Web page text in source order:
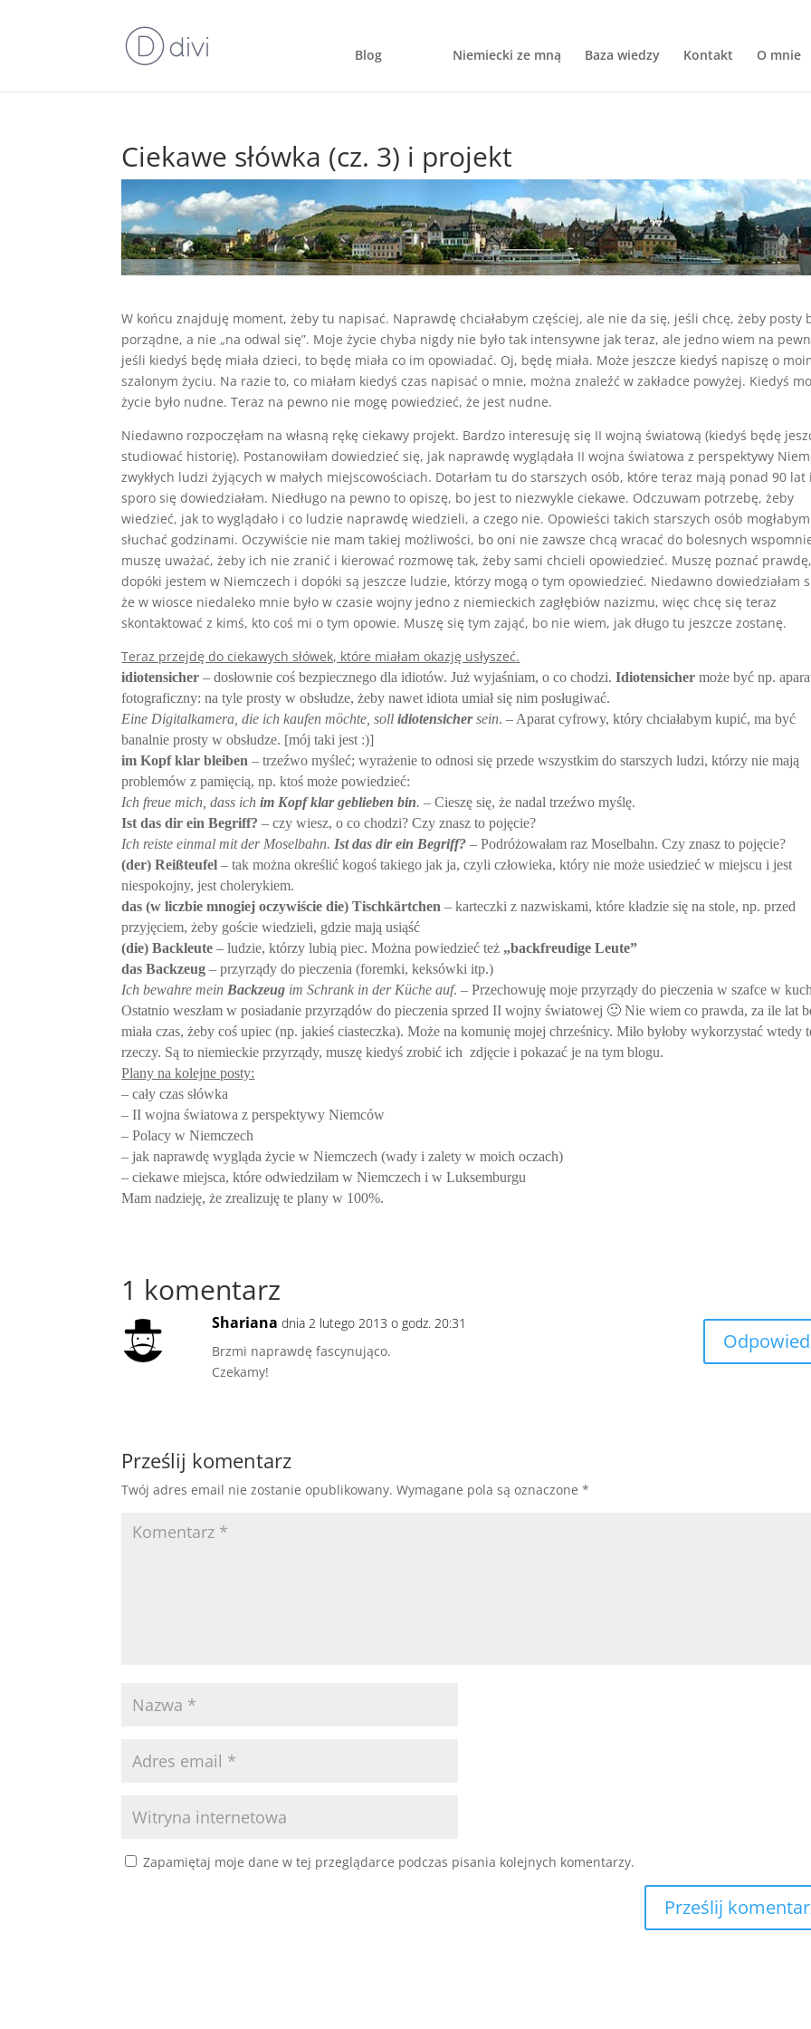
Blog Niemiecki ze mną Baza wiedzy Kontakt O mnie
Ciekawe słówka (cz. 3) i projekt
W końcu znajduję moment, żeby tu napisać. Naprawdę chciałabym częściej, ale nie da się, jeśli chcę, żeby posty
porządne, a nie „na odwal się”. Moje życie chyba nigdy nie było tak intensywne jak teraz, ale jedno wiem na
jeśli kiedyś będę miała dzieci, to będę miała co im opowiadać. Oj, będę miała. Może jeszcze kiedyś napiszę o
szalonym życiu. Na razie to, co miałam kiedyś czas napisać o mnie, można znaleźć w zakładce powyżej. Kiedyś
życie było nudne. Teraz na pewno nie mogę powiedzieć, że jest nudne.
Niedawno rozpoczęłam na własną rękę ciekawy projekt. Bardzo interesuję się II wojną światową (kiedyś będę
studiować historię). Postanowiłam dowiedzieć się, jak naprawdę wyglądała II wojna światowa z perspektywy
zwykłych ludzi żyjących w małych miejscowościach. Dotarłam tu do starszych osób, które teraz mają ponad 90 lat
sporo się dowiedziałam. Niedługo na pewno to opiszę, bo jest to niezwykle ciekawe. Odczuwam potrzebę, żeby
wiedzieć, jak to wyglądało i co ludzie naprawdę wiedzieli, a czego nie. Opowieści takich starszych osób mogłabym
słuchać godzinami. Oczywiście nie mam takiej możliwości, bo oni nie zawsze chcą wracać do bolesnych
muszę uważać, żeby ich nie zranić i kierować rozmowę tak, żeby sami chcieli opowiedzieć. Muszę poznać
dopóki jestem w Niemczech i dopóki są jeszcze ludzie, którzy mogą o tym opowiedzieć. Niedawno dowiedziałam
że w wiosce niedaleko mnie było w czasie wojny jedno z niemieckich zagłębiów nazizmu, więc chcę się teraz
skontaktować z kimś, kto coś mi o tym opowie. Muszę się tym zająć, bo nie wiem, jak długo tu jeszcze zostanę.
Teraz przejdę do ciekawych słówek, które miałam okazję usłyszeć.
idiotensicher – dosłownie coś bezpiecznego dla idiotów. Już wyjaśniam, o co chodzi.Idiotensicher może być np.
fotograficzny: na tyle prosty w obsłudze, żeby nawet idiota umiał się nim posługiwać.
Eine Digitalkamera, die ich kaufen möchte, sollidiotensichersein. – Aparat cyfrowy, który chciałabym kupić, ma być
banalnie prosty w obsłudze. [mój taki jest :)]
im Kopf klar bleiben – trzeźwo myśleć; wyrażenie to odnosi się przede wszystkim do starszych ludzi, którzy nie mają
problemów z pamięcią, np. ktoś może powiedzieć:
Ich freue mich, dass ichim Kopf klar geblieben bin. – Cieszę się, że nadal trzeźwo myślę.
Ist das dir ein Begriff? – czy wiesz, o co chodzi? Czy znasz to pojęcie?
Ich reiste einmal mit der Moselbahn. Ist das dir ein Begriff? – Podróżowałam raz Moselbahn. Czy znasz to pojęcie?
(der) Reißteufel – tak można określić kogoś takiego jak ja, czyli człowieka, który nie może usiedzieć w miejscu i jest
niespokojny, jest cholerykiem.
das (w liczbie mnogiej oczywiście die) Tischkärtchen – karteczki z nazwiskami, które kładzie się na stole, np. przed
przyjęciem, żeby goście wiedzieli, gdzie mają usiąść
(die) Backleute – ludzie, którzy lubią piec. Można powiedzieć też „backfreudige Leute”
das Backzeug – przyrządy do pieczenia (foremki, keksówki itp.)
Ich bewahre mein Backzeug im Schrank in der Küche auf. – Przechowuję moje przyrządy do pieczenia w szafce w
Ostatnio weszłam w posiadanie przyrządów do pieczenia sprzed II wojny światowej 🙂 Nie wiem co prawda, za ile lat
miała czas, żeby coś upiec (np. jakieś ciasteczka). Może na komunię mojej chrześnicy. Miło byłoby wykorzystać wtedy
rzeczy. Są to niemieckie przyrządy, muszę kiedyś zrobić ich zdjęcie i pokazać je na tym blogu.
Plany na kolejne posty:
– cały czas słówka
– II wojna światowa z perspektywy Niemców
– Polacy w Niemczech
– jak naprawdę wygląda życie w Niemczech (wady i zalety w moich oczach)
– ciekawe miejsca, które odwiedziłam w Niemczech i w Luksemburgu
Mam nadzieję, że zrealizuję te plany w 100%.
1 komentarz
Shariana dnia 2 lutego 2013 o godz. 20:31
Brzmi naprawdę fascynująco.
Czekamy!
Prześlij komentarz
Twój adres email nie zostanie opublikowany. Wymagane pola są oznaczone*
Zapamiętaj moje dane w tej przeglądarce podczas pisania kolejnych komentarzy.